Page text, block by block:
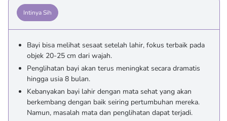
Intinya Sih
Bayi bisa melihat sesaat setelah lahir, fokus terbaik pada
objek 20-25 cm dari wajah.
Penglihatan bayi akan terus meningkat secara dramatis
hingga usia 8 bulan.
Kebanyakan bayi lahir dengan mata sehat yang akan
berkembang dengan baik seiring pertumbuhan mereka.
Namun, masalah mata dan penglihatan dapat terjadi.